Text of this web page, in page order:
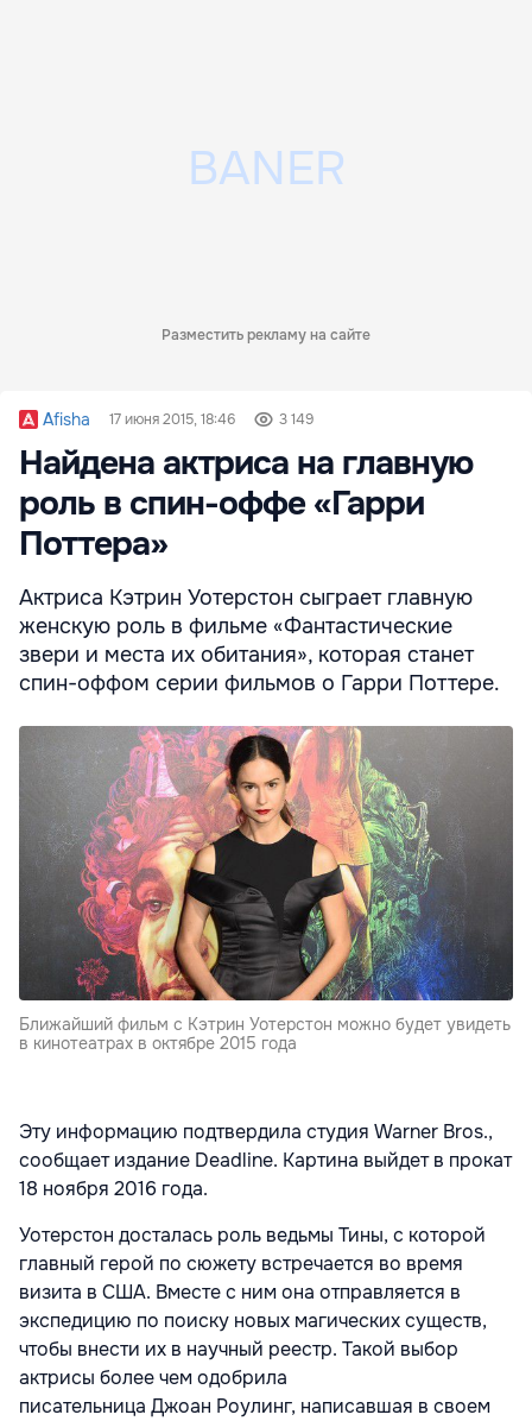
Разместить рекламу на сайте
Afisha 17 июня 2015, 18:46 3 149
Найдена актриса на главную
роль в спин-оффе «Гарри
Поттера»
Актриса Кэтрин Уотерстон сыграет главную
женскую роль в фильме «Фантастические
звери и места их обитания», которая станет
спин-оффом серии фильмов о Гарри Поттере.
Ближайший фильм с Кэтрин Уотерстон можно будет увидеть
в кинотеатрах в октябре 2015 года
Эту информацию подтвердила студия Warner Bros.,
сообщает издание Deadline. Картина выйдет в прокат
18 ноября 2016 года.
Уотерстон досталась роль ведьмы Тины, с которой
главный герой по сюжету встречается во время
визита в США. Вместе с ним она отправляется в
экспедицию по поиску новых магических существ,
чтобы внести их в научный реестр. Такой выбор
актрисы более чем одобрила
писательница Джоан Роулинг, написавшая в своем